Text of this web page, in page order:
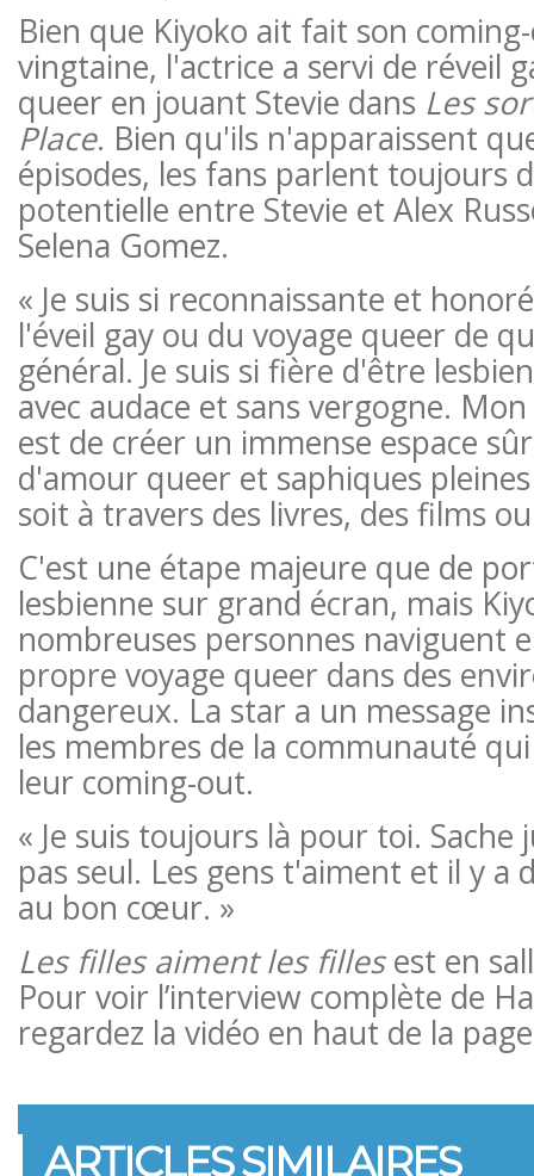
Bien que Kiyoko ait fait son
vingtaine, l'actrice a servi de réveil
queer en jouant Stevie dans Les
Place. Bien qu'ils n'apparaissent
épisodes, les fans parlent toujours
potentielle entre Stevie et Alex
Selena Gomez.
« Je suis si reconnaissante et
l'éveil gay ou du voyage queer de
général. Je suis si fière d'être
avec audace et sans vergogne.
est de créer un immense espace
d'amour queer et saphiques
soit à travers des livres, des films
C'est une étape majeure que de
lesbienne sur grand écran, mais
nombreuses personnes naviguent
propre voyage queer dans des
dangereux. La star a un message
les membres de la communauté
leur coming-out.
« Je suis toujours là pour toi. Sache
pas seul. Les gens t'aiment et il y a
au bon cœur. »
Les filles aiment les fillesest en
Pour voir l’interview complète de
regardez la vidéo en haut de la
ARTICLES SIMILAIRES